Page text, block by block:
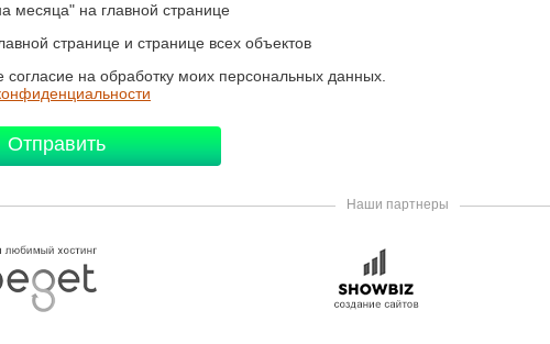
месяца" на главной странице
странице и странице всех объектов
на обработку моих персональных данных.
Наши партнеры